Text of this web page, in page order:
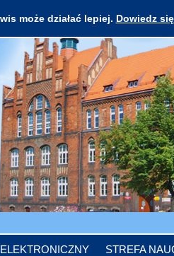
STREFA
może działać lepiej. Dowiedz